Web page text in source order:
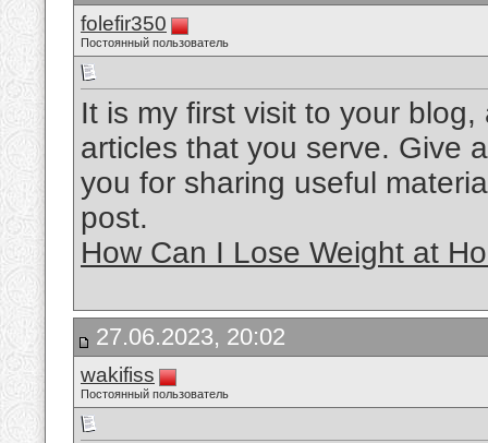
folefir350
Постоянный пользователь
It is my first visit to your
articles that you serve. Give
you for sharing useful
post.
How Can I Lose Weight at
27.06.2023, 20:02
wakifiss
Постоянный пользователь